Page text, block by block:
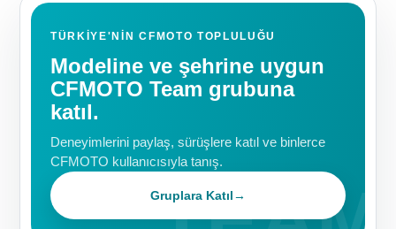
TÜRKIYE'NIN CFMOTO TOPLULUĞU
Modeline ve şehrine uygun
CFMOTO Team grubuna
katıl.
Deneyimlerini paylaş, sürüşlere katıl ve binlerce
CFMOTO kullanıcısıyla tanış.
Gruplara Katıl→